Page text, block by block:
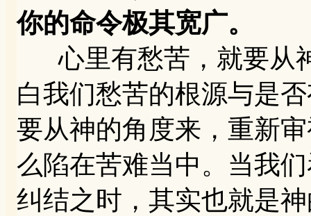
你的命令极其宽广。
心里有愁苦，就要从
白我们愁苦的根源与是
要从神的角度来，重新
么陷在苦难当中。当我
纠结之时，其实也就是